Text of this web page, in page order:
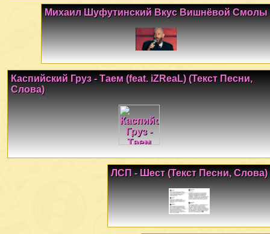
Михаил Шуфутинский Вкус Вишнёвой Смолы
Каспийский Груз - Таем (feat. iZReaL) (Текст Песни,
Слова)
ЛСП - Шест (Текст Песни, Слова)